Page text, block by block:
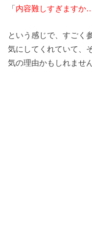
「内容難しすぎますか
という感じで、すごく
気にしてくれていて、
気の理由かもしれませ